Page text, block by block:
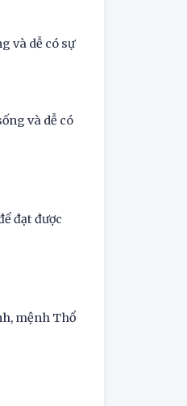
và dễ có sự
và dễ có
đạt được
mệnh Thổ